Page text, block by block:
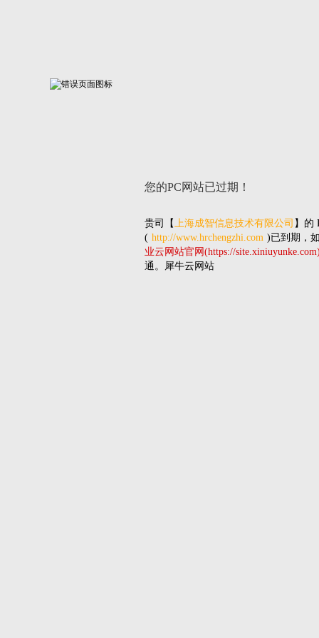
您的PC网站已过期！
贵司 【上海成智信息技术有限公司 】的
( http://www.hrchengzhi.com )已到期，
业云网站官网(https://
通。犀牛云网站